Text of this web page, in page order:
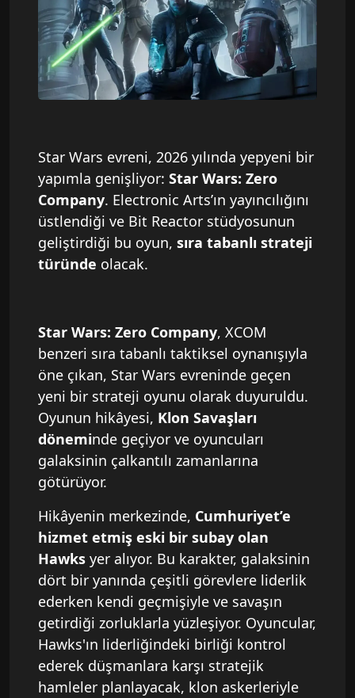
Star Wars evreni, 2026 yılında yepyeni bir
yapımla genişliyor: Star Wars: Zero
Company. Electronic Arts’ın yayıncılığını
üstlendiği ve Bit Reactor stüdyosunun
geliştirdiği bu oyun, sıra tabanlı strateji
türünde olacak.
Star Wars: Zero Company, XCOM
benzeri sıra tabanlı taktiksel oynanışıyla
öne çıkan, Star Wars evreninde geçen
yeni bir strateji oyunu olarak duyuruldu.
Oyunun hikâyesi, Klon Savaşları
döneminde geçiyor ve oyuncuları
galaksinin çalkantılı zamanlarına
götürüyor.
Hikâyenin merkezinde, Cumhuriyet’e
hizmet etmiş eski bir subay olan
Hawks yer alıyor. Bu karakter, galaksinin
dört bir yanında çeşitli görevlere liderlik
ederken kendi geçmişiyle ve savaşın
getirdiği zorluklarla yüzleşiyor. Oyuncular,
Hawks'ın liderliğindeki birliği kontrol
ederek düşmanlara karşı stratejik
hamleler planlayacak, klon askerleriyle